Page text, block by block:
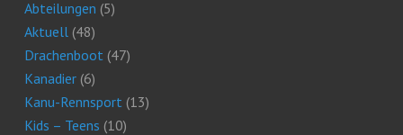
Abteilungen (5)
Aktuell(48)
Drachenboot(47)
Kanadier(6)
Kanu-Rennsport(13)
Kids – Teens (10)